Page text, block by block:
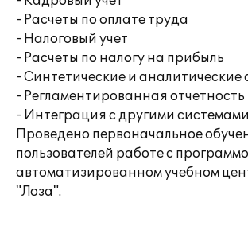
- Расчеты по оплате труда
- Налоговый учет
- Расчеты по налогу на прибыль
- Синтетические и аналитические
- Регламентированная отчетность
- Интеграция с другими
Проведено первоначальное
пользователей работе с
автоматизированном учебном
"Лоза".